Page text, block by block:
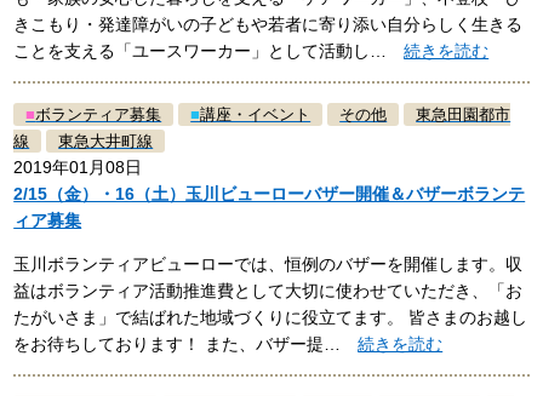
きこもり・発達障がいの子どもや若者に寄り添い自分らしく生きる
ことを支える「ユースワーカー」として活動し…続きを読む
■ボランティア募集 ■講座・イベント その他
東急田園都市
線
東急大井町線
2019年01月08日
2/15（金）・16（土）玉川ビューローバザー開催＆バザーボランテ
ィア募集
玉川ボランティアビューローでは、恒例のバザーを開催します。収
益はボランティア活動推進費として大切に使わせていただき、「お
たがいさま」で結ばれた地域づくりに役立てます。 皆さまのお越し
をお待ちしております！ また、バザー提…続きを読む